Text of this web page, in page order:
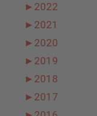
► 2022
► 2021
► 2020
► 2019
► 2018
► 2017